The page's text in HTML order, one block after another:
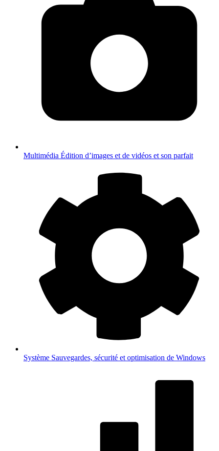
Multimédia Édition d’images et de vidéos et son parfait
Système Sauvegardes, sécurité et optimisation de Windows